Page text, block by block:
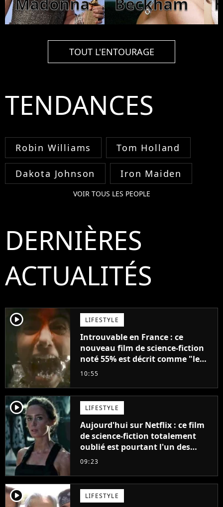
TOUT L'ENTOURAGE
TENDANCES
Robin Williams Tom Holland
Dakota Johnson Iron Maiden
VOIR TOUS LES PEOPLE
DERNIÈRES
ACTUALITÉS
player2 LIFESTYLE
Introuvable en France : ce
nouveau film de science-fiction
noté 55% est décrit comme "le
plus stupide de l'année"
10:55
player2 LIFESTYLE
Aujourd'hui sur Netflix : ce film
de science-fiction totalement
oublié est pourtant l'un des
meilleurs des années 2010
09:23
player2 LIFESTYLE